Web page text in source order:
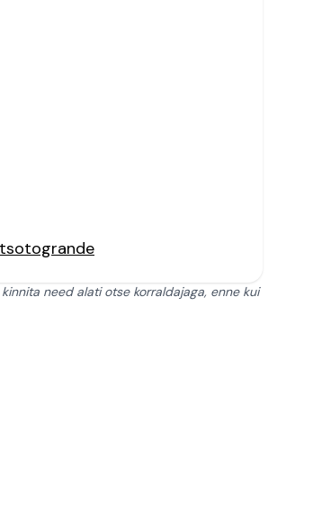
need alati otse korraldajaga, enne kui